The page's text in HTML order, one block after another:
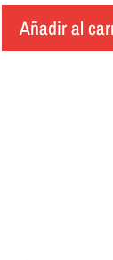
Añadir al